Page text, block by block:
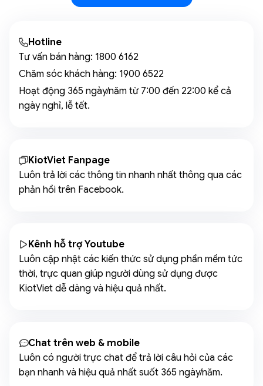
Hotline
Tư vấn bán hàng: 1800 6162
Chăm sóc khách hàng: 1900 6522
Hoạt động 365 ngày/năm từ 7:00 đến 22:00 kể cả
ngày nghỉ, lễ tết.
KiotViet Fanpage
Luôn trả lời các thông tin nhanh nhất thông qua các
phản hồi trên Facebook.
Kênh hỗ trợ Youtube
Luôn cập nhật các kiến thức sử dụng phần mềm tức
thời, trực quan giúp người dùng sử dụng được
KiotViet dễ dàng và hiệu quả nhất.
Chat trên web & mobile
Luôn có người trực chat để trả lời câu hỏi của các
bạn nhanh và hiệu quả nhất suốt 365 ngày/năm.